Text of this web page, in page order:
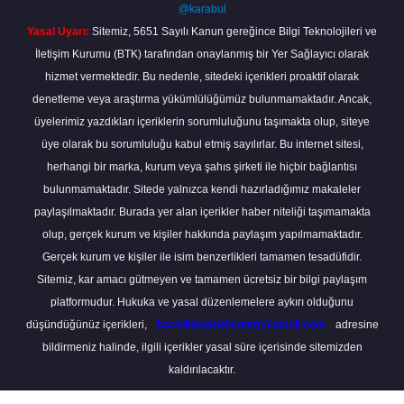
@karabul
Yasal Uyarı: Sitemiz, 5651 Sayılı Kanun gereğince Bilgi Teknolojileri ve
İletişim Kurumu (BTK) tarafından onaylanmış bir Yer Sağlayıcı olarak
hizmet vermektedir. Bu nedenle, sitedeki içerikleri proaktif olarak
denetleme veya araştırma yükümlülüğümüz bulunmamaktadır. Ancak,
üyelerimiz yazdıkları içeriklerin sorumluluğunu taşımakta olup, siteye
üye olarak bu sorumluluğu kabul etmiş sayılırlar. Bu internet sitesi,
herhangi bir marka, kurum veya şahıs şirketi ile hiçbir bağlantısı
bulunmamaktadır. Sitede yalnızca kendi hazırladığımız makaleler
paylaşılmaktadır. Burada yer alan içerikler haber niteliği taşımamakta
olup, gerçek kurum ve kişiler hakkında paylaşım yapılmamaktadır.
Gerçek kurum ve kişiler ile isim benzerlikleri tamamen tesadüfidir.
Sitemiz, kar amacı gütmeyen ve tamamen ücretsiz bir bilgi paylaşım
platformudur. Hukuka ve yasal düzenlemelere aykırı olduğunu
düşündüğünüz içerikleri,
backlinkpanelicomtr@gmail.com
adresine
bildirmeniz halinde, ilgili içerikler yasal süre içerisinde sitemizden
kaldırılacaktır.